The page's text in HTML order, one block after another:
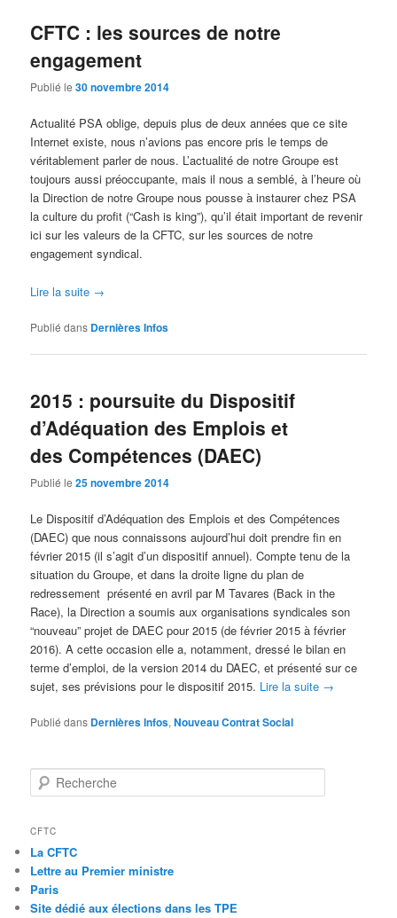
CFTC : les sources de notre
engagement
Publié le30 novembre 2014
Actualité PSA oblige, depuis plus de deux années que ce site
Internet existe, nous n’avions pas encore pris le temps de
véritablement parler de nous. L’actualité de notre Groupe est
toujours aussi préoccupante, mais il nous a semblé, à l’heure où
la Direction de notre Groupe nous pousse à instaurer chez PSA
la culture du profit (“Cash is king”), qu’il était important de revenir
ici sur les valeurs de la CFTC, sur les sources de notre
engagement syndical.
Lire la suite →
Publié dans Dernières Infos
2015 : poursuite du Dispositif
d’Adéquation des Emplois et
des Compétences (DAEC)
Publié le25 novembre 2014
Le Dispositif d’Adéquation des Emplois et des Compétences
(DAEC) que nous connaissons aujourd’hui doit prendre fin en
février 2015 (il s’agit d’un dispositif annuel). Compte tenu de la
situation du Groupe, et dans la droite ligne du plan de
redressement présenté en avril par M Tavares (Back in the
Race), la Direction a soumis aux organisations syndicales son
“nouveau” projet de DAEC pour 2015 (de février 2015 à février
2016). A cette occasion elle a, notamment, dressé le bilan en
terme d’emploi, de la version 2014 du DAEC, et présenté sur ce
sujet, ses prévisions pour le dispositif 2015. Lire la suite →
Publié dans Dernières Infos,Nouveau Contrat Social
Recherche
CFTC
La CFTC
Lettre au Premier ministre
Paris
Site dédié aux élections dans les TPE